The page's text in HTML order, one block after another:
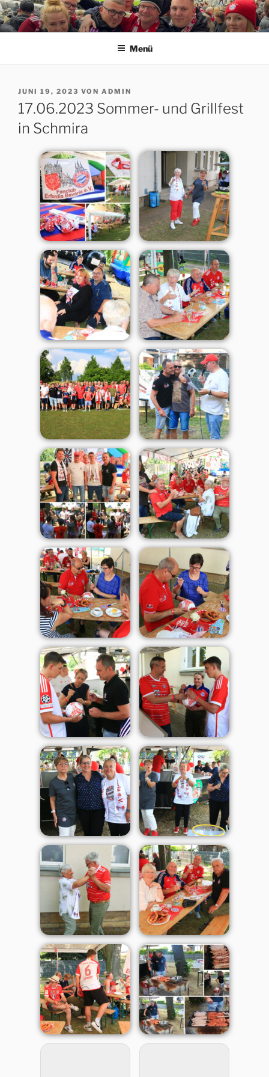
Zum
Inhalt
springenERFORDIA BAVARIA E.V.
Herzlich Willkommen auf der Homepage des Erfurter FC Bayern
Menü
VERÖFFENTLICHT
AM
JUNI 19, 2023 VON ADMIN
17.06.2023 Sommer- und Grillfest
in Schmira